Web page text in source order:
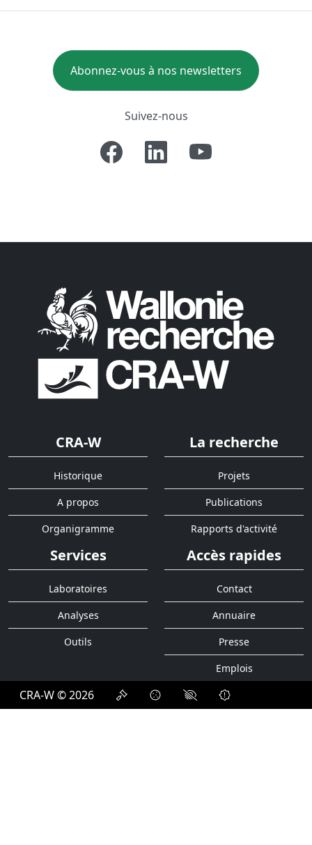
Abonnez-vous à nos newsletters
Suivez-nous
CRA-W
Historique
A propos
Organigramme
La recherche
Projets
Publications
Rapports d'activité
Services
Laboratoires
Analyses
Outils
Accès rapides
Contact
Annuaire
Presse
Emplois
CRA-W © 2026